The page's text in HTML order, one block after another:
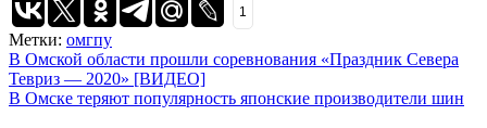
1
Метки: омгпу
Навигация
по
В Омской области прошли соревнования «Праздник Севера
Тевриз — 2020» [ВИДЕО]
В Омске теряют популярность японские производители шин